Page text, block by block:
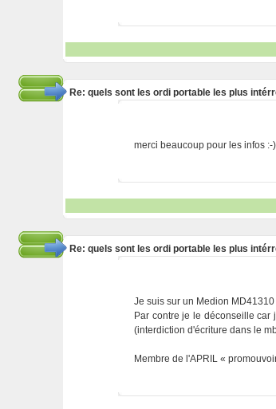
Re: quels sont les ordi portable les plus
merci beaucoup pour les infos :-)
Re: quels sont les ordi portable les plus
Je suis sur un Medion
Par contre je le déconseille
(interdiction d'écriture dans le
Membre de l'APRIL «